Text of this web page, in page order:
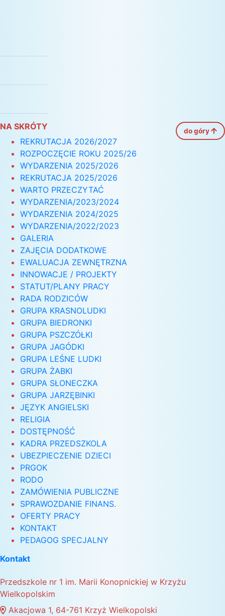
NA SKRÓTY do góry
REKRUTACJA 2026/2027
ROZPOCZĘCIE ROKU 2025/26
WYDARZENIA 2025/2026
REKRUTACJA 2025/2026
WARTO PRZECZYTAĆ
WYDARZENIA/2023/2024
WYDARZENIA 2024/2025
WYDARZENIA/2022/2023
GALERIA
ZAJĘCIA DODATKOWE
EWALUACJA ZEWNĘTRZNA
INNOWACJE / PROJEKTY
STATUT/PLANY PRACY
RADA RODZICÓW
GRUPA KRASNOLUDKI
GRUPA BIEDRONKI
GRUPA PSZCZÓŁKI
GRUPA JAGÓDKI
GRUPA LEŚNE LUDKI
GRUPA ŻABKI
GRUPA SŁONECZKA
GRUPA JARZĘBINKI
JĘZYK ANGIELSKI
RELIGIA
DOSTĘPNOŚĆ
KADRA PRZEDSZKOLA
UBEZPIECZENIE DZIECI
PRGOK
RODO
ZAMÓWIENIA PUBLICZNE
SPRAWOZDANIE FINANS.
OFERTY PRACY
KONTAKT
PEDAGOG SPECJALNY
Kontakt
Przedszkole nr 1 im. Marii Konopnickiej w Krzyżu
Wielkopolskim
Akacjowa 1, 64-761 Krzyż Wielkopolski